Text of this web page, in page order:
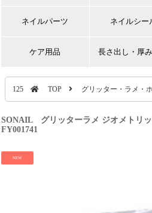
ネイルパーツ ネイルシー
ケア用品 長さ出し・厚
125 TOP グリッター・ラメ・
SONAIL グリッターラメ ジオメトリ
FY001741
NEW